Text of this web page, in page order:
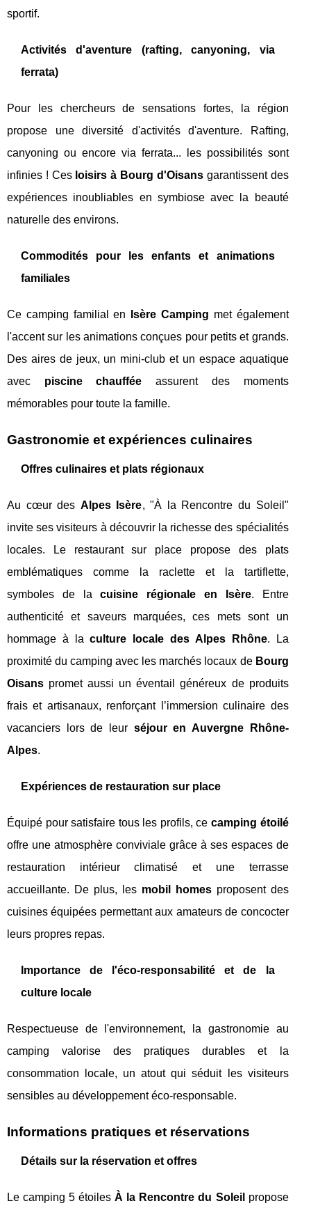
sportif.
Activités d'aventure (rafting, canyoning, via
ferrata)
Pour les chercheurs de sensations fortes, la région
propose une diversité d'activités d'aventure. Rafting,
canyoning ou encore via ferrata... les possibilités sont
infinies ! Ces loisirs à Bourg d'Oisansgarantissent des
expériences inoubliables en symbiose avec la beauté
naturelle des environs.
Commodités pour les enfants et animations
familiales
Ce camping familial en Isère Camping met également
l'accent sur les animations conçues pour petits et grands.
Des aires de jeux, un mini-club et un espace aquatique
avec piscine chauffée assurent des moments
mémorables pour toute la famille.
Gastronomie et expériences culinaires
Offres culinaires et plats régionaux
Au cœur des Alpes Isère, "À la Rencontre du Soleil"
invite ses visiteurs à découvrir la richesse des spécialités
locales. Le restaurant sur place propose des plats
emblématiques comme la raclette et la tartiflette,
symboles de lacuisine régionale en Isère. Entre
authenticité et saveurs marquées, ces mets sont un
hommage à laculture locale des Alpes Rhône. La
proximité du camping avec les marchés locaux de Bourg
Oisans promet aussi un éventail généreux de produits
frais et artisanaux, renforçant l’immersion culinaire des
vacanciers lors de leur séjour en Auvergne Rhône-
Alpes.
Expériences de restauration sur place
Équipé pour satisfaire tous les profils, cecamping étoilé
offre une atmosphère conviviale grâce à ses espaces de
restauration intérieur climatisé et une terrasse
accueillante. De plus, les mobil homesproposent des
cuisines équipées permettant aux amateurs de concocter
leurs propres repas.
Importance de l'éco-responsabilité et de la
culture locale
Respectueuse de l'environnement, la gastronomie au
camping valorise des pratiques durables et la
consommation locale, un atout qui séduit les visiteurs
sensibles au développement éco-responsable.
Informations pratiques et réservations
Détails sur la réservation et offres
Le camping 5 étoilesÀ la Rencontre du Soleil propose